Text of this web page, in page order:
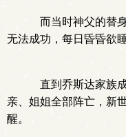
而当时神父的替
无法成功，每日昏昏欲
直到乔斯达家族
亲、姐姐全部阵亡，新
醒。